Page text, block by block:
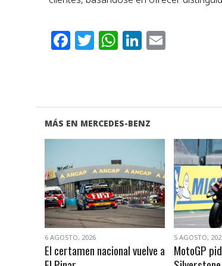
Facebook
Twitter
WhatsApp
LinkedIn
MÁS EN MERCEDES-BENZ
VER NOTA
6 AGOSTO, 2026
El certamen nacional vuelve a
5 AGOSTO,
MotoGP